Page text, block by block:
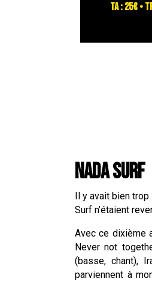
TA : 25€ •
NADA SURF
Il y avait bien
Surf n’étaient
Avec ce dixième
Never not
(basse, chant),
parviennent à